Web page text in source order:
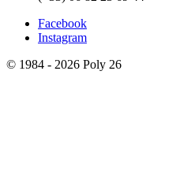
Facebook
Instagram
© 1984 - 2026 Poly 26